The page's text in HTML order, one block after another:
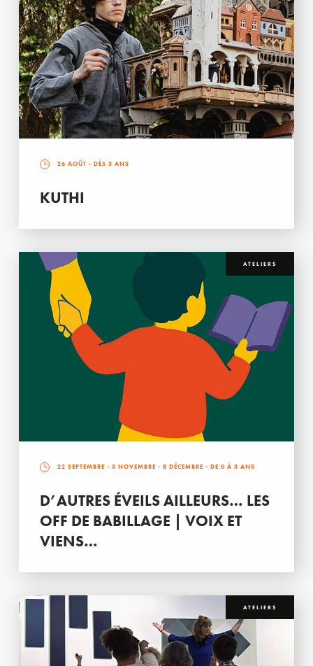
26 AOÛT - DÈS 3 ANS
KUTHI
ATELIERS
22 SEPTEMBRE - 3 NOVEMBRE - 8 DÉCEMBRE - DE 0 À 3 ANS
D’AUTRES ÉVEILS AILLEURS… LES
OFF DE BABILLAGE | VOIX ET
VIENS…
ATELIERS